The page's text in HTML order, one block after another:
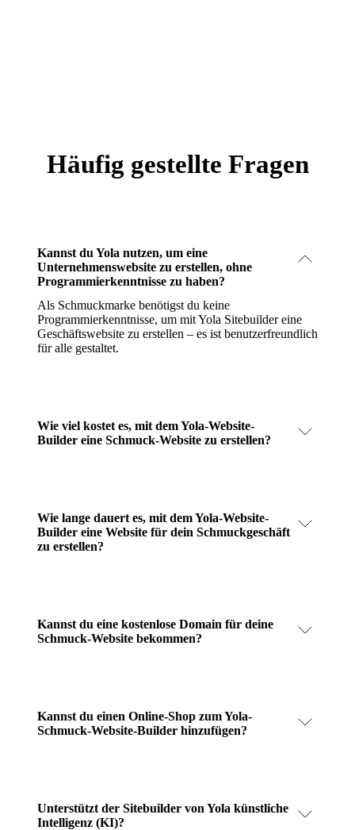
Häufig gestellte Fragen
Kannst du Yola nutzen, um eine
Unternehmenswebsite zu erstellen, ohne
Programmierkenntnisse zu haben?
Als Schmuckmarke benötigst du keine
Programmierkenntnisse, um mit Yola Sitebuilder eine
Geschäftswebsite zu erstellen – es ist benutzerfreundlich
für alle gestaltet.
Wie viel kostet es, mit dem Yola-Website-
Builder eine Schmuck-Website zu erstellen?
Wie lange dauert es, mit dem Yola-Website-
Builder eine Website für dein Schmuckgeschäft
zu erstellen?
Kannst du eine kostenlose Domain für deine
Schmuck-Website bekommen?
Kannst du einen Online-Shop zum Yola-
Schmuck-Website-Builder hinzufügen?
Unterstützt der Sitebuilder von Yola künstliche
Intelligenz (KI)?